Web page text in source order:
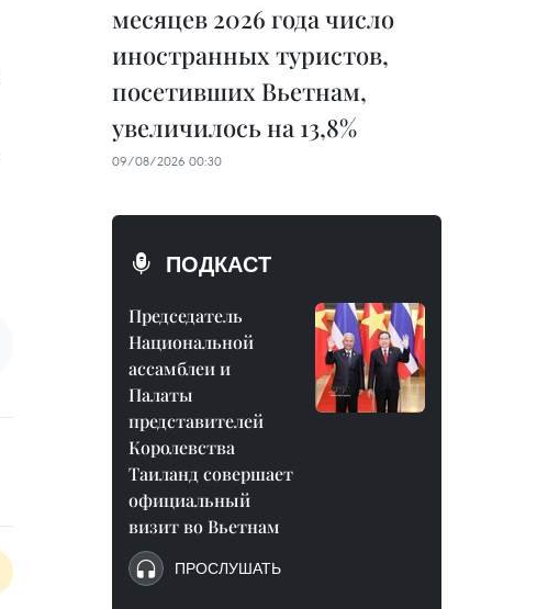
месяцев 2026 года число
иностранных туристов,
посетивших Вьетнам,
увеличилось на 13,8%
09/08/2026 00:30
ПОДКАСТ
Председатель
Национальной
ассамблеи и
Палаты
представителей
Королевства
Таиланд совершает
официальный
визит во Вьетнам
ПРОСЛУШАТЬ